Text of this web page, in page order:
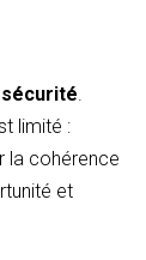
.
limité :
la cohérence
et